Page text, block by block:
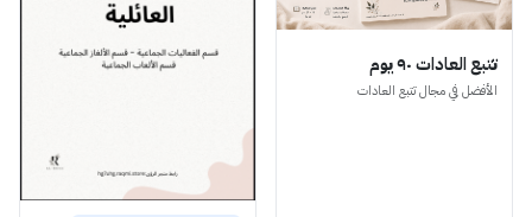
تتبع العادات ٩٠ يوم
الأفضل في مجال تتبع العادات